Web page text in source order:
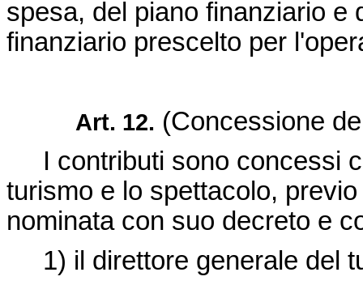
spesa, del piano finanziario e
finanziario prescelto per
Art. 12. (Concessione
I contributi sono concessi
turismo e lo spettacolo,
nominata con suo decreto e
1) il direttore generale del